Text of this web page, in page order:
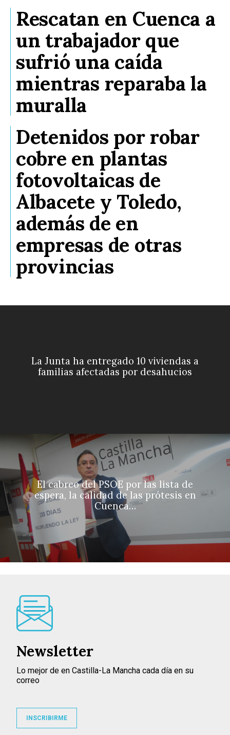
Rescatan en Cuenca a
un trabajador que
sufrió una caída
mientras reparaba la
muralla
Detenidos por robar
cobre en plantas
fotovoltaicas de
Albacete y Toledo,
además de en
empresas de otras
provincias
La Junta ha entregado 10 viviendas a
familias afectadas por desahucios
El cabreo del PSOE por las lista de
espera, la calidad de las prótesis en
Cuenca…
Newsletter
Lo mejor de en Castilla-La Mancha cada día en su
correo
INSCRIBIRME